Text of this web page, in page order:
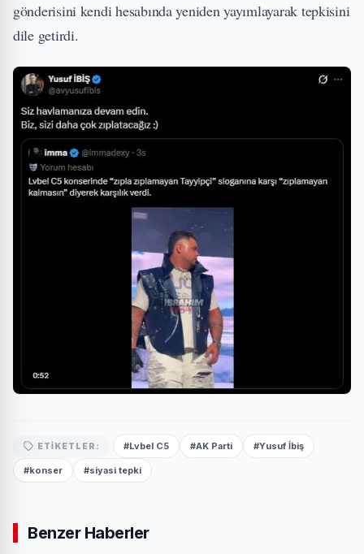
gönderisini kendi hesabında yeniden yayımlayarak tepkisini
dile getirdi.
ETIKETLER: #Lvbel C5 #AK Parti #Yusuf İbiş
#konser #siyasi tepki
Benzer Haberler